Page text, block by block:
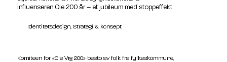
Influenseren Ole 200 år – et jubileum med stoppeffekt
Identitetsdesign, Strategi & konsept
Komiteen for «Ole Vig 200» besto av folk fra fylkeskommune,